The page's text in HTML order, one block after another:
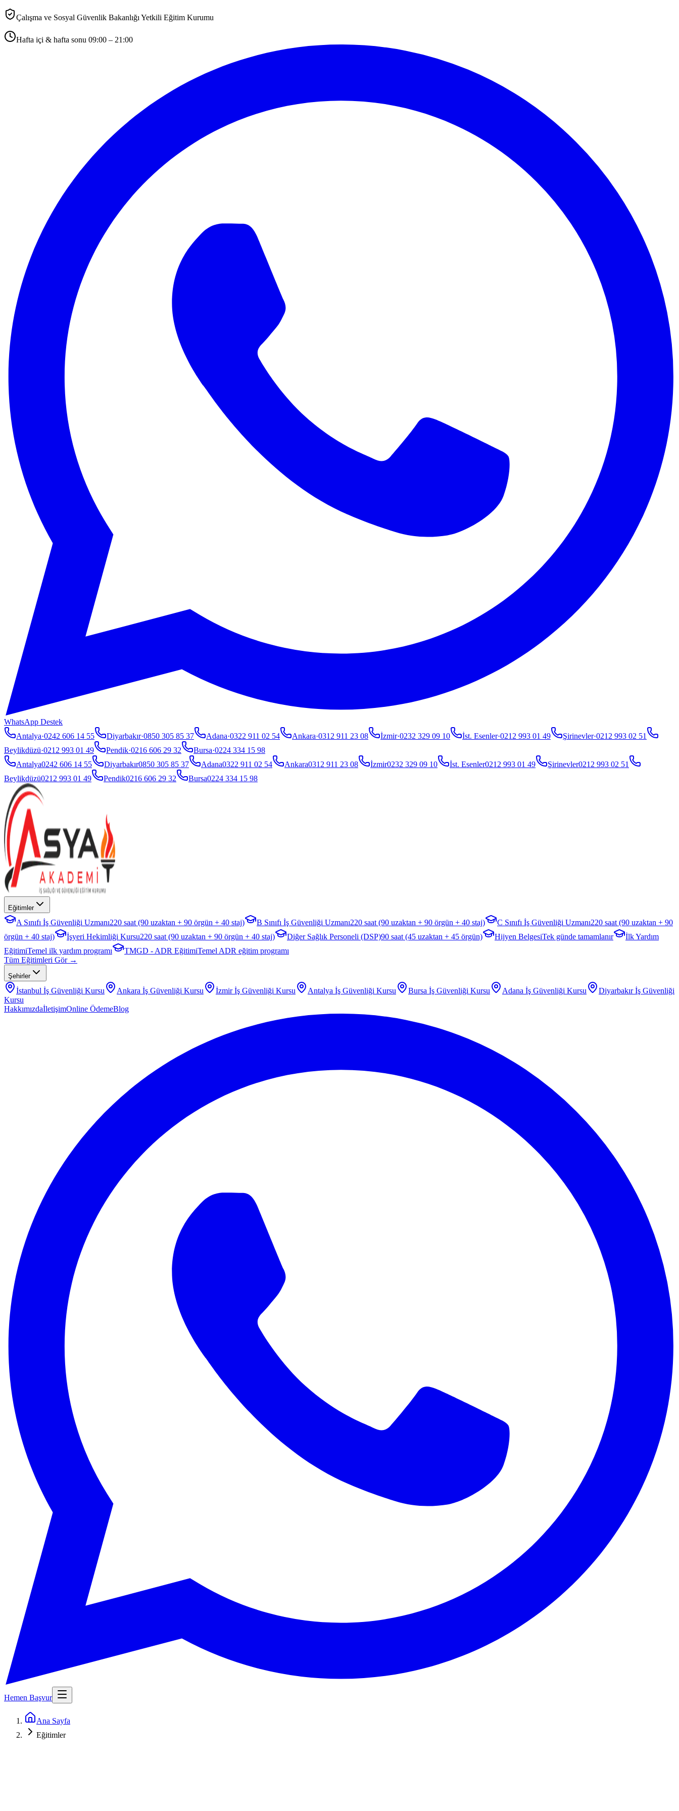
Çalışma ve Sosyal Güvenlik Bakanlığı Yetkili Eğitim Kurumu
Hafta içi & hafta sonu 09:00 – 21:00
WhatsApp Destek
Antalya·0242 606 14 55 Diyarbakır·0850 305 85 37 Adana·0322 911 02 54 Ankara·0312 911 23 08 İzmir·0232 329 09 10 İst. Esenler·0212 993 01 49 Şirinevler·0212 993 02 51
Beylikdüzü·0212 993 01 49 Pendik·0216 606 29 32 Bursa·0224 334 15 98
Antalya0242 606 14 55 Diyarbakır0850 305 85 37 Adana0322 911 02 54 Ankara0312 911 23 08 İzmir0232 329 09 10 İst. Esenler0212 993 01 49 Şirinevler0212 993 02 51
Beylikdüzü0212 993 01 49 Pendik0216 606 29 32 Bursa0224 334 15 98
Eğitimler
A Sınıfı İş Güvenliği Uzmanı220 saat (90 uzaktan + 90 örgün + 40 staj) B Sınıfı İş Güvenliği Uzmanı220 saat (90 uzaktan + 90 örgün + 40 staj) C Sınıfı İş Güvenliği Uzmanı220 saat (90 uzaktan + 90
örgün + 40 staj)
İşyeri Hekimliği Kursu220 saat (90 uzaktan + 90 örgün + 40 staj) Diğer Sağlık Personeli (DSP)90 saat (45 uzaktan + 45 örgün) Hijyen BelgesiTek günde tamamlanır
İlk Yardım
EğitimiTemel ilk yardım programı TMGD - ADR EğitimiTemel ADR eğitim programı
Tüm Eğitimleri Gör →
Şehirler
İstanbul İş Güvenliği Kursu Ankara İş Güvenliği Kursu İzmirİş Güvenliği Kursu Antalya İş Güvenliği Kursu Bursa İş Güvenliği Kursu Adana İş Güvenliği Kursu Diyarbakırİş Güvenliği
Kursu
HakkımızdaİletişimOnline ÖdemeBlog
Hemen Başvur
Ana Sayfa
Eğitimler